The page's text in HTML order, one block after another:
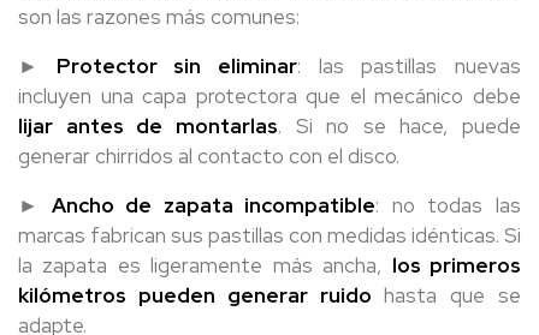
son las razones más comunes:
► Protector sin eliminar: las pastillas nuevas
incluyen una capa protectora que el mecánico debe
lijar antes de montarlas. Si no se hace, puede
generar chirridos al contacto con el disco.
► Ancho de zapata incompatible: no todas las
marcas fabrican sus pastillas con medidas idénticas. Si
la zapata es ligeramente más ancha, los primeros
kilómetros pueden generar ruido hasta que se
adapte.